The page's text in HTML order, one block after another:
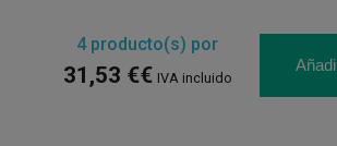
4producto(s) por
31,53 €€ IVA incluido